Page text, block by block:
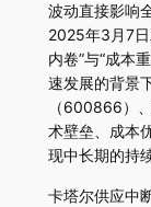
波动直接影响
2025年3月7日
内卷”与“成本
速发展的背景
（600866）
术壁垒、成本
现中长期的持
卡塔尔供应中